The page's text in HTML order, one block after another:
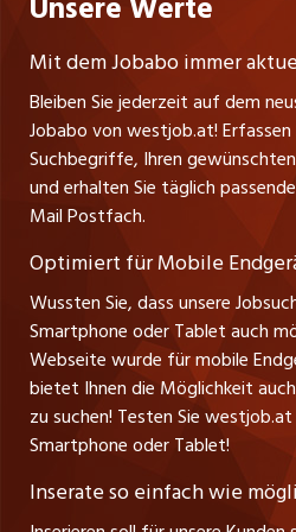
Lehrstellen
Führungspositionen
Management / Kader-Jobs
jobmittelland.ch
jobbern.ch
jobbasel.ch
zentraljob.ch
myjob.ch
schaffu.ch (VS)
ajourjob.ch
russmedia.com
vol.at
Gutenbergstrasse 1
A-6858 Schwarzach
Stefan Spötl
Tel. +43 664 39 47 47 7
Leiter westjob.at
Andrea Graf
Tel. +43 664 20 30 02 1
Verkauf und Beratung
Mit dem Jobabo immer
Bleiben Sie jederzeit auf dem
Jobabo von westjob.at!
Suchbegriffe, Ihren
und erhalten Sie täglich
Mail Postfach.
Optimiert für Mobile
Wussten Sie, dass unsere
Smartphone oder Tablet auch
Webseite wurde für mobile
bietet Ihnen die Möglichkeit
zu suchen! Testen Sie
Smartphone oder Tablet!
Inserate so einfach wie